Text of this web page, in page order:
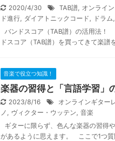
2020/4/30 TAB譜, オンライ
ド進行, ダイアトニックコード, ドラム,
バンドスコア（TAB譜）の活用法！
ドスコア（TAB譜）を買ってきて楽
音楽で役立つ知識！
楽器の習得と「言語学習」
2023/8/16 オンラインギター
ノ , ヴィクター・ウッテン, 音楽
ギターに限らず、色んな楽器の習得
があるように思えます。 ここで1つ